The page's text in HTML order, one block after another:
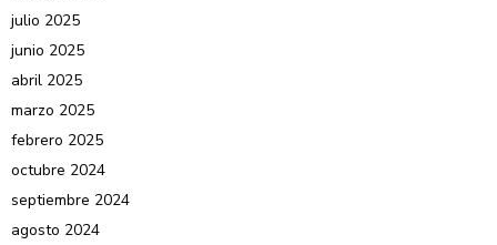
julio 2025
junio 2025
abril 2025
marzo 2025
febrero 2025
octubre 2024
septiembre 2024
agosto 2024